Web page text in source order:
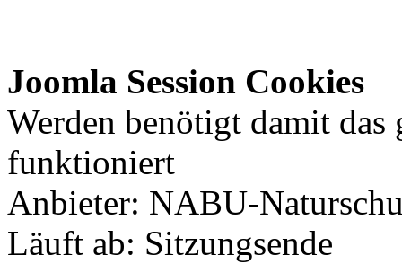
Joomla Session Cookies
Werden benötigt damit
funktioniert
Anbieter: NABU-
Läuft ab: Sitzungsende